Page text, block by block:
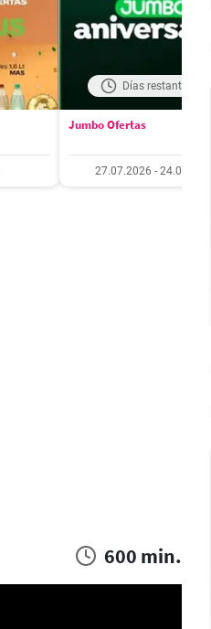
Días restantes: 18
Jumbo Ofertas
27.07.2026 - 24.08.2026
600 min.